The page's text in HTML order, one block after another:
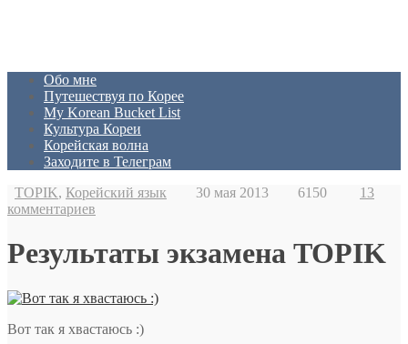
Обо мне
Путешествуя по Корее
My Korean Bucket List
Культура Кореи
Корейская волна
Заходите в Телеграм
TOPIK, Корейский язык 30 мая 2013 6150
13
комментариев
Результаты экзамена TOPIK
Вот так я хвастаюсь :)